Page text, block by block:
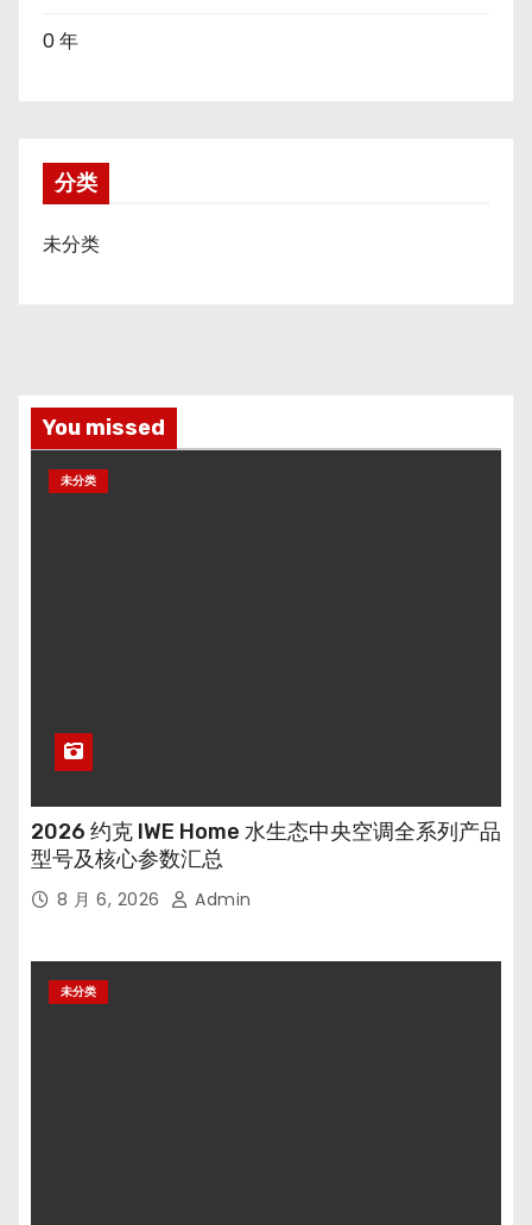
0 年
分类
未分类
You missed
未分类
2026 约克 IWE Home 水生态中央空调全系列产品
型号及核心参数汇总
8 月 6, 2026 Admin
未分类